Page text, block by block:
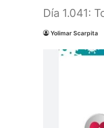
Día 1.041:
Yolimar Scarpita